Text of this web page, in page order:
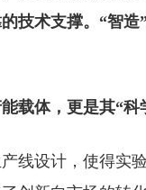
技术支撑。“智
载体，更是其“
线设计，使得实